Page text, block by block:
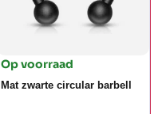
Op voorraad
Mat zwarte circular barbell